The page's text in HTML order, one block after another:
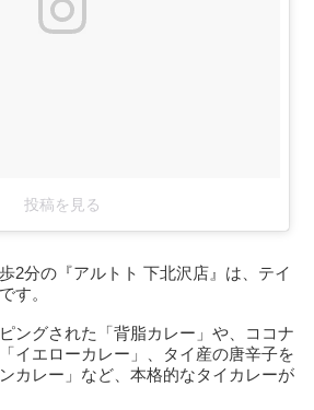
投稿を見る
2分の『アルトト 下北沢店』は、テイ
す。
ングされた「背脂カレー」や、ココナ
イエローカレー」、タイ産の唐辛子を
カレー」など、本格的なタイカレーが